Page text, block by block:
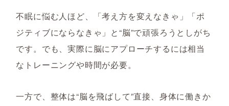
不眠に悩む人ほど、「考え方を変えなきゃ」「ポ
ジティブにならなきゃ」と“脳”で頑張ろうとしがち
です。でも、実際に脳にアプローチするには相当
なトレーニングや時間が必要。
一方で、 整体は“脳を飛ばして”直接、身体に働きか